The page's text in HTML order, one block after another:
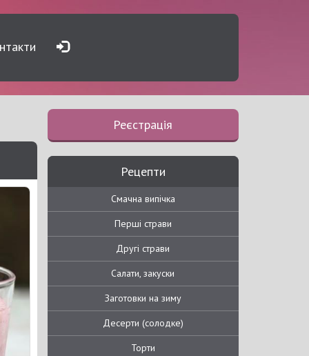
Реєстрація
Рецепти
Смачна випічка
Перші страви
Другі страви
Салати, закуски
Заготовки на зиму
Десерти (солодке)
Торти